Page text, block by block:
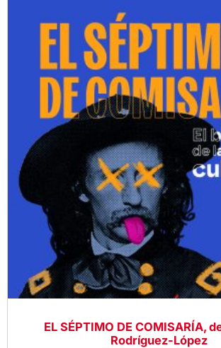
EL SÉPTIMO DE COMISARÍA,
Rodríguez-López